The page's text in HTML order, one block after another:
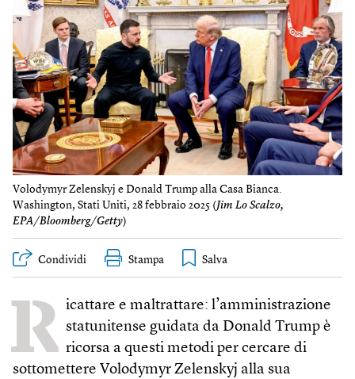
Volodymyr Zelenskyj e Donald Trump alla Casa Bianca.
Washington, Stati Uniti, 28 febbraio 2025 (Jim Lo Scalzo,
EPA/Bloomberg/Getty)
Condividi Stampa
R icattare e maltrattare: l’amministrazione
statunitense guidata da Donald Trump è
ricorsa a questi metodi per cercare di
sottomettere Volodymyr Zelenskyj alla sua